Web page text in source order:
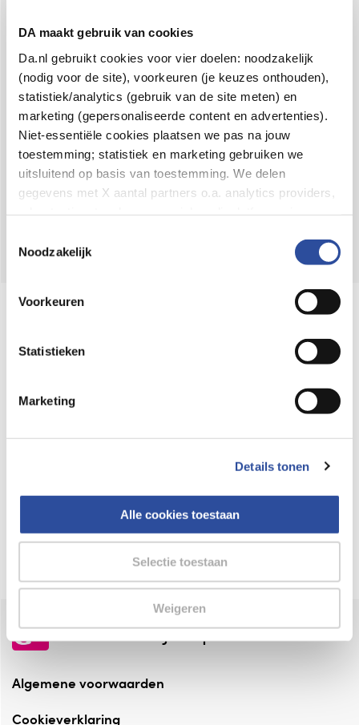
DA maakt gebruik van cookies
Da.nl gebruikt cookies voor vier doelen: noodzakelijk
(nodig voor de site), voorkeuren (je keuzes onthouden),
statistiek/analytics (gebruik van de site meten) en
marketing (gepersonaliseerde content en advertenties).
Niet-essentiële cookies plaatsen we pas na jouw
toestemming; statistiek en marketing gebruiken we
uitsluitend op basis van toestemming. We delen
gegevens met X aantal partners o.a. analytics providers,
en de bewaartermijnen per categorie. Je kunt je keuze op
gegevensverwerking staat in de
Privacyverklaring
Noodzakelijk
Voorkeuren
Statistieken
Marketing
Details tonen
Alle cookies toestaan
Selectie toestaan
Weigeren
8.6 uit4.106 reviews
Over DA
Klantenservice
Assortiment
VolgDAop:
Online aanbieder medicijnen
webshop mag verkopen.
⁠Verantwoorde zorg, ⁠ook online.
Altijd onze folder bij de hand
Check onze folders ⁠bij AlleFolders.
de vriendelijke specialist
Algemene voorwaarden
Cookieverklaring